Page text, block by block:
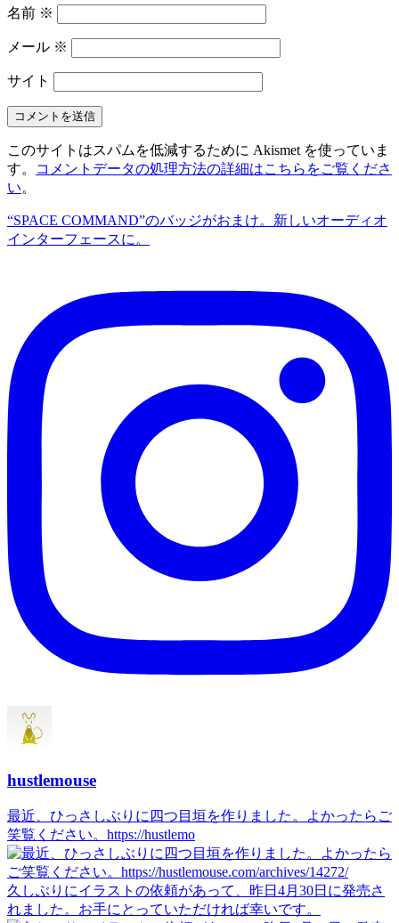
名前 ※
メール ※
サイト
このサイトはスパムを低減するために Akismet を使っていま
す。
コメントデータの処理方法の詳細はこちらをご覧くださ
い。
“SPACE COMMAND”のバッジがおまけ。 新しいオーディオ
インターフェースに。
hustlemouse
最近、ひっさしぶりに四つ目垣を作りました。よかったらご
笑覧ください。https://hustlemo
久しぶりにイラストの依頼があって、昨日4月30日に発売さ
れました。お手にとっていただければ幸いです。